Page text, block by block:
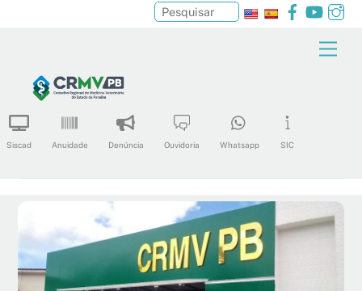
content
Facebook
Siscad Anuidade Denúncia Ouvidoria Whatsapp SIC
Pesquisar